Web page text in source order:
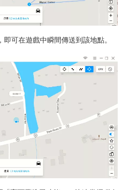
可在遊戲中瞬間傳送到該地點。